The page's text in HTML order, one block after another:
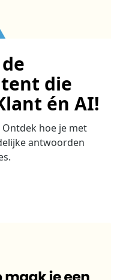
die
én AI!
hoe je met
antwoorden